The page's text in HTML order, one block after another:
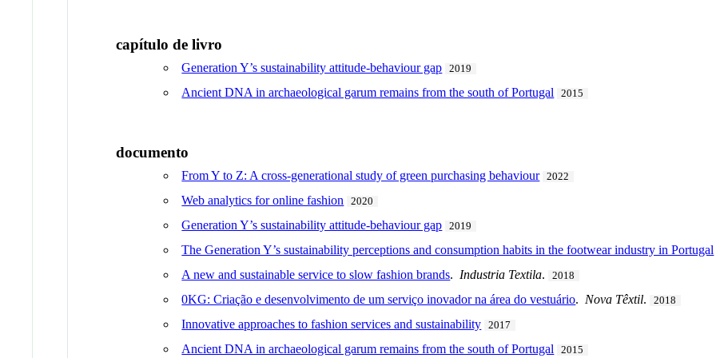
capítulo de livro
Generation Y’s sustainability attitude-behaviour gap 2019
Ancient DNA in archaeological garum remains from the south of Portugal 2015
documento
From Y to Z: A cross-generational study of green purchasing behaviour 2022
Web analytics for online fashion 2020
Generation Y’s sustainability attitude-behaviour gap 2019
The Generation Y’s sustainability perceptions and consumption habits in the footwear industry in Portugal
A new and sustainable service to slow fashion brands. Industria Textila. 2018
0KG: Criação e desenvolvimento de um serviço inovador na área do vestuário. Nova Têxtil. 2018
Innovative approaches to fashion services and sustainability 2017
Ancient DNA in archaeological garum remains from the south of Portugal 2015